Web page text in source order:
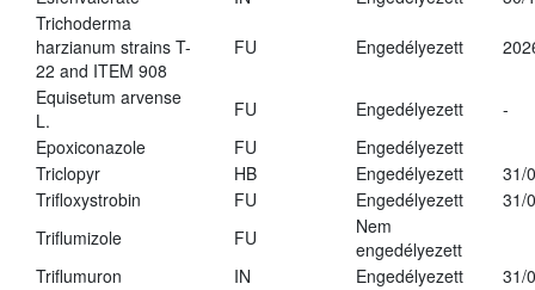
Trichoderma
harzianum strains T-
22 and ITEM 908
FU Engedélyezett
Equisetum arvense
L.
FU Engedélyezett
-
Epoxiconazole
FU
Engedélyezett
Triclopyr
HB Engedélyezett
31/
Trifloxystrobin
FU Engedélyezett
31/
Triflumizole
FU
Nem
engedélyezett
Triflumuron
IN Engedélyezett
31/